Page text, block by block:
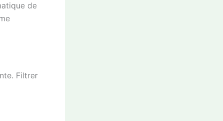
de
Filtrer